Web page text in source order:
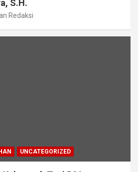
S.H.
Redaksi
UNCATEGORIZED